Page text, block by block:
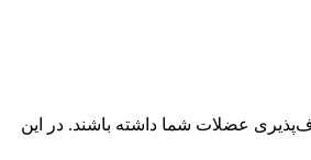
عضلات شما داشته باشند. در این